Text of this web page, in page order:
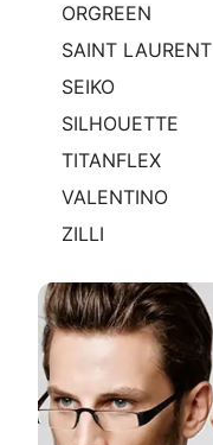
ORGREEN
SAINT LAURENT
SEIKO
SILHOUETTE
TITANFLEX
VALENTINO
ZILLI